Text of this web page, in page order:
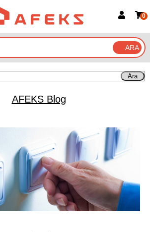
Google İle Bağlan
0
Ara
AFEKS Blog